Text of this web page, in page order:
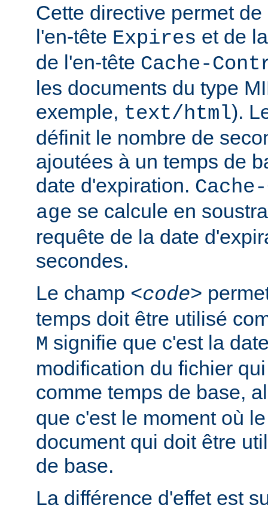
Cette directive permet
l'en-tête Expires et de
de l'en-tête Cache-
les documents du type
exemple, text/html).
définit le nombre de
ajoutées à un temps de
date d'expiration.
age se calcule en
requête de la date
secondes.
Le champ <code>
temps doit être utilisé
M signifie que c'est la
modification du fichier
comme temps de base,
que c'est le moment où
document qui doit être
de base.
La différence d'effet est